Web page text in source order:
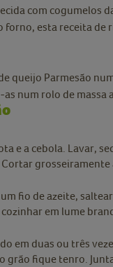
com cogumelos
forno, esta receita
queijo Parmesão
num rolo de massa
e a cebola. Lavar,
fio de azeite,
em lume
em duas ou três
grão fique tenro.